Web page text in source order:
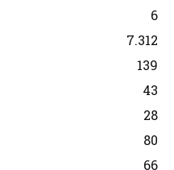
6
7.312
139
43
28
80
66